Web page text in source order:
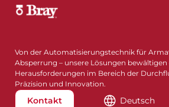
Von der Automatisierungstechnik für
Absperrung – unsere Lösungen
Herausforderungen im Bereich der
Präzision und Innovation.
Kontakt Deutsch